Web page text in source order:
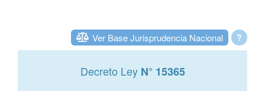
?
Ver Base Jurisprudencia Nacional
Decreto Ley N° 15365